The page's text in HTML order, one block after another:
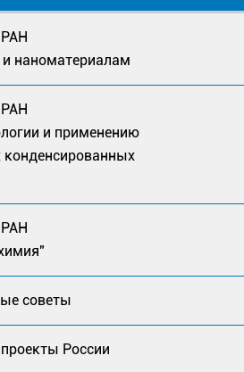
наноматериалам
и применению
конденсированных
советы
России